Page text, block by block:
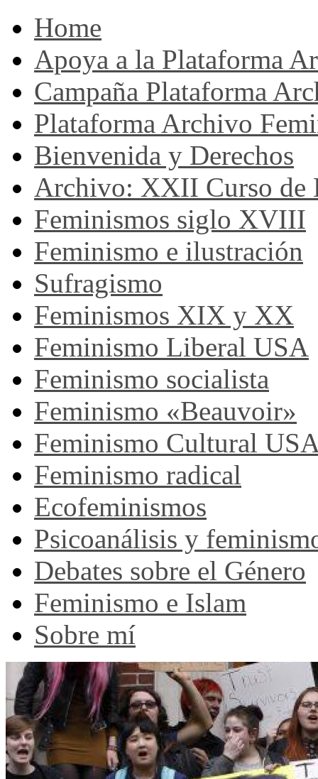
Home
Apoya a la Plataforma
Campaña Plataforma
Plataforma Archivo
Bienvenida y Derechos
Archivo: XXII Curso de
Feminismos siglo XVIII
Feminismo e ilustración
Sufragismo
Feminismos XIX y XX
Feminismo Liberal USA
Feminismo socialista
Feminismo «Beauvoir»
Feminismo Cultural
Feminismo radical
Ecofeminismos
Psicoanálisis y
Debates sobre el Género
Feminismo e Islam
Sobre mí